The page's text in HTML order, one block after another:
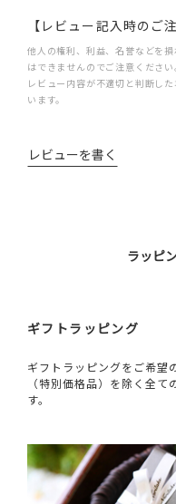
【レビュー記入時のご注
他人の権利、利益、名誉などを
はできませんのでご注意ください
レビュー内容が不適切と判断し
います。
レビューを書く
ラッピ
ギフトラッピング
ギフトラッピングをご希望
（特別価格品）を除く全
す。